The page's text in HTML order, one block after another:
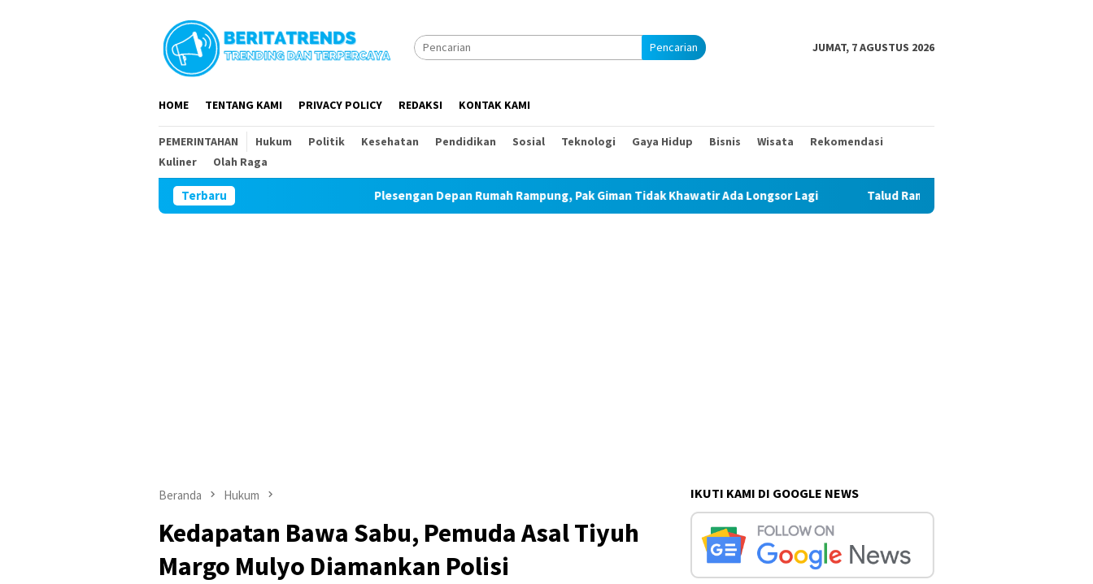
Pencarian JUMAT, 7 AGUSTUS 2026
HOME TENTANG KAMI PRIVACY POLICY REDAKSI KONTAK KAMI
PEMERINTAHAN Hukum Politik Kesehatan Pendidikan Sosial Teknologi Gaya Hidup Bisnis Wisata
Rekomendasi
Kuliner
Olah Raga
TerbaruPlesengan Depan Rumah Rampung, Pak Giman Tidak Khawatir Ada Longsor Lagi Talud Rampung, Satgas TMMD 129 Fokus Ratakan Tanah Dasar
Beranda Hukum
Kedapatan Bawa Sabu, Pemuda Asal Tiyuh
Margo Mulyo Diamankan Polisi
IKUTI KAMI DI GOOGLE NEWS